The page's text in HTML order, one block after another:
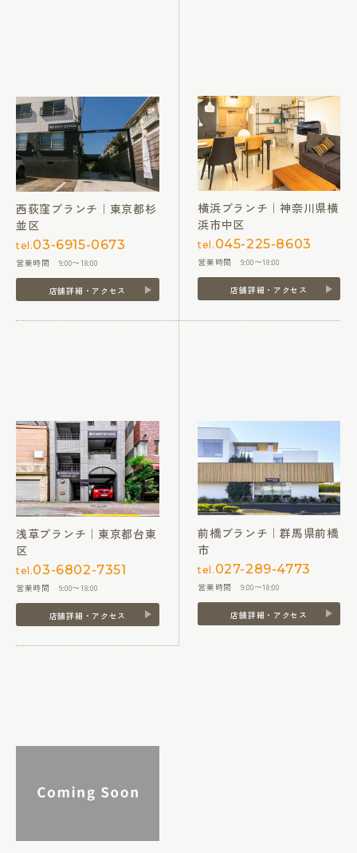
西荻窪ブランチ｜東京都杉
並区
tel.03-6915-0673
営業時間 9:00〜18:00
店舗詳細・アクセス
横浜ブランチ｜神奈川県横
浜市中区
tel. 045-225-8603
営業時間 9:00〜18:00
店舗詳細・アクセス
浅草ブランチ｜東京都台東
区
tel.03-6802-7351
営業時間 9:00〜18:00
店舗詳細・アクセス
前橋ブランチ｜群馬県前橋
市
tel. 027-289-4773
営業時間 9:00〜18:00
店舗詳細・アクセス